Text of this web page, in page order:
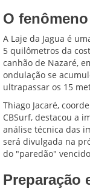
O
A Laje da Jagua é
5 quilômetros da
canhão de Nazaré,
ondulação se
ultrapassar os 15
Thiago Jacaré,
CBSurf, destacou a
análise técnica das
será divulgada na
do "paredão"
Preparação